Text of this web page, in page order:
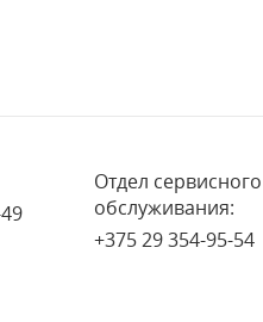
Отдел сервисного
обслуживания:
+375 29 354-95-54